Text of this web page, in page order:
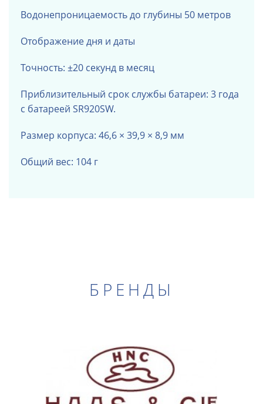
Водонепроницаемость до глубины 50 метров
Отображение дня и даты
Точность: ±20 секунд в месяц
Приблизительный срок службы батареи: 3 года
с батареей SR920SW.
Размер корпуса: 46,6 × 39,9 × 8,9 мм
Общий вес: 104 г
БРЕНДЫ